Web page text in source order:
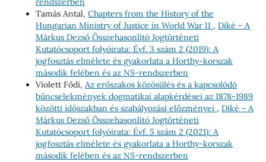
Tamás Antal, Chapters from the History of the
Hungarian Ministry of Justice in World War II , Díké - A
Márkus Dezső Összehasonlító Jogtörténeti
Kutatócsoport folyóirata: Évf. 3 szám 2 (2019): A
jogfosztás elmélete és gyakorlata a Horthy-korszak
második felében és az NS-rendszerben
Violett Fődi, Az erőszakos közösülés és a kapcsolódó
bűncselekmények dogmatikai alapkérdései az 1878-1989
közötti időszakban és szabályozási előzményei , Díké - A
Márkus Dezső Összehasonlító Jogtörténeti
Kutatócsoport folyóirata: Évf. 5 szám 2 (2021): A
jogfosztás elmélete és gyakorlata a Horthy-korszak
második felében és az NS-rendszerben